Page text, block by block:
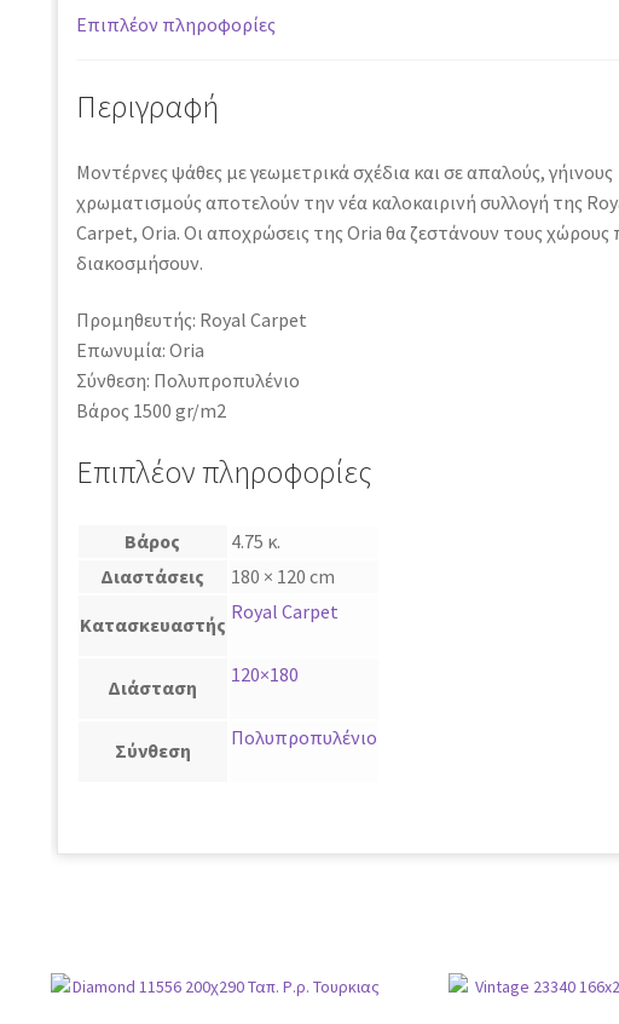
180
Επιπλέον πληροφορίες
Περιγραφή
Μοντέρνες ψάθες με γεωμετρικά σχέδια και σε απαλούς, γήινους
χρωματισμούς αποτελούν την νέα καλοκαιρινή συλλογή της
Carpet, Oria. Οι αποχρώσεις της Oria θα ζεστάνουν τους χώρους
διακοσμήσουν.
Προμηθευτής: Royal Carpet
Επωνυμία: Oria
Σύνθεση: Πολυπροπυλένιο
Βάρος 1500 gr/m2
Επιπλέον πληροφορίες
Βάρος
4.75 κ.
Διαστάσεις
180 × 120 cm
Κατασκευαστής
Royal Carpet
Διάσταση
120×180
Σύνθεση
Πολυπροπυλένιο